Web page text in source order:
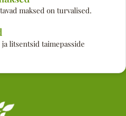
maksed on turvalised.
litsentsid taimepasside